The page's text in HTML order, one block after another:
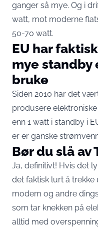
ganger så mye. Og i
watt, mot moderne
50-70 watt.
EU har
mye standby
bruke
Siden 2010 har det
produsere
enn 1 watt i standby i
er er ganske
Bør du slå av
Ja, definitivt! Hvis det
det faktisk lurt å trekke
modem og andre
som tar knekken på
alltid med